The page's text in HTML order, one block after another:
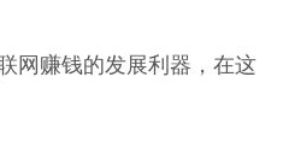
网赚钱的发展利器，在这